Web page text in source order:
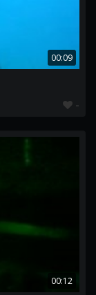
00:09
-
00:12